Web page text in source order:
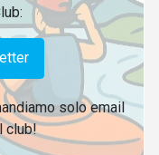
solo email
club!